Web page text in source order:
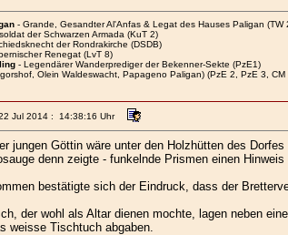
- Grande, Gesandter Al'Anfas & Legat des Hauses Paligan
der Schwarzen Armada (KuT 2)
der Rondrakirche (DSDB)
Renegat (LvT 8)
- Legendärer Wanderprediger der Bekenner-Sekte (PzE1)
Olein Waldeswacht, Papageno Paligan) (PzE 2, PzE 3, CM
Jul 2014 : 14:38:16 Uhr
jungen Göttin wäre unter den Holzhütten des
denn zeigte - funkelnde Prismen einen
bestätigte sich der Eindruck, dass der
der wohl als Altar dienen mochte, lagen neben
weisse Tischtuch abgaben.